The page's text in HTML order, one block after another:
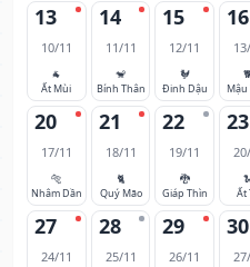
13
10/11
🐐
Ất Mùi
14
11/11
🐒
Bính Thân
15
12/11
🐓
Đinh Dậu
16
Mậu
20
17/11
🐅
Nhâm Dần
21
18/11
🐈
Quý Mão
22
19/11
🐉
Giáp Thìn
23
Ất
27
24/11
28
25/11
29
26/11
30